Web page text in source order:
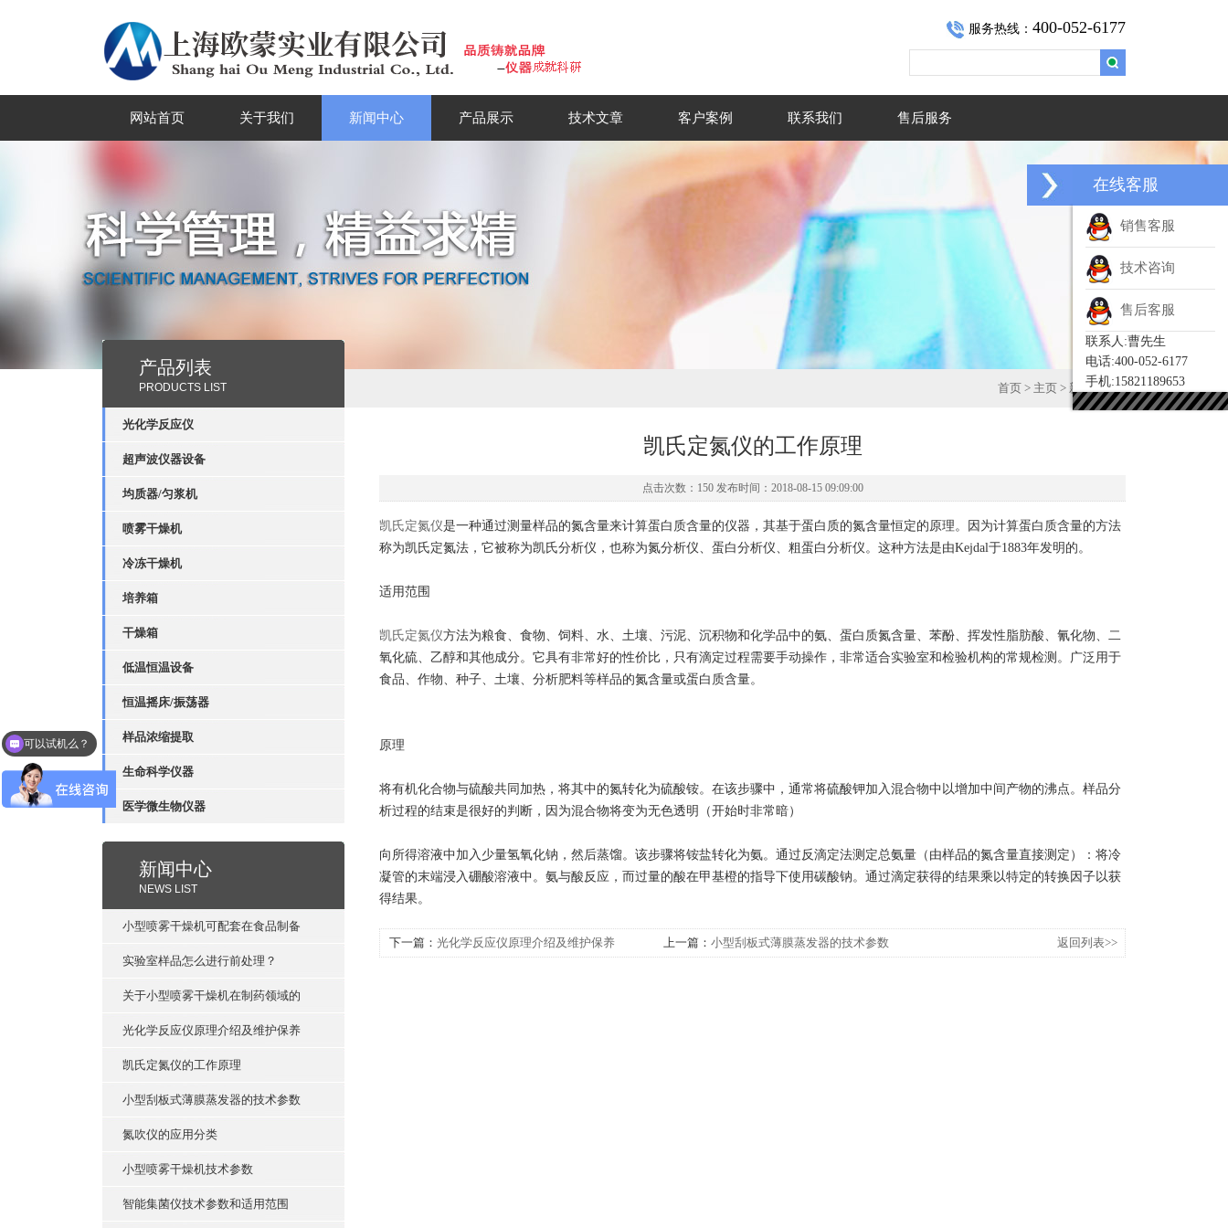
服务热线： 400-052-6177
网站首页 关于我们 新闻中心 产品展示 技术文章 客户案例 联系我们 售后服务
产品列表
PRODUCTS LIST
光化学反应仪
超声波仪器设备
均质器/匀浆机
喷雾干燥机
冷冻干燥机
培养箱
干燥箱
低温恒温设备
恒温摇床/振荡器
样品浓缩提取
生命科学仪器
医学微生物仪器
新闻中心
NEWS LIST
小型喷雾干燥机可配套在食品制备
实验室样品怎么进行前处理？
关于小型喷雾干燥机在制药领域的
光化学反应仪原理介绍及维护保养
凯氏定氮仪的工作原理
小型刮板式薄膜蒸发器的技术参数
氮吹仪的应用分类
小型喷雾干燥机技术参数
智能集菌仪技术参数和适用范围
首页 > 主页 > 新闻中心>
凯氏定氮仪的工作原理
点击次数：150 发布时间：2018-08-15 09:09:00
凯氏定氮仪是一种通过测量样品的氮含量来计算蛋白质含量的仪器，其基于蛋白质的氮含量恒定的原理。因为计算蛋白质含量的方法
称为凯氏定氮法，它被称为凯氏分析仪，也称为氮分析仪、蛋白分析仪、粗蛋白分析仪。这种方法是由Kejdal于1883年发明的。
适用范围
凯氏定氮仪方法为粮食、食物、饲料、水、土壤、污泥、沉积物和化学品中的氨、蛋白质氮含量、苯酚、挥发性脂肪酸、氰化物、二
氧化硫、乙醇和其他成分。它具有非常好的性价比，只有滴定过程需要手动操作，非常适合实验室和检验机构的常规检测。广泛用于
食品、作物、种子、土壤、分析肥料等样品的氮含量或蛋白质含量。
原理
将有机化合物与硫酸共同加热，将其中的氮转化为硫酸铵。在该步骤中，通常将硫酸钾加入混合物中以增加中间产物的沸点。样品分
析过程的结束是很好的判断，因为混合物将变为无色透明（开始时非常暗）
向所得溶液中加入少量氢氧化钠，然后蒸馏。该步骤将铵盐转化为氨。通过反滴定法测定总氨量（由样品的氮含量直接测定）：将冷
凝管的末端浸入硼酸溶液中。氨与酸反应，而过量的酸在甲基橙的指导下使用碳酸钠。通过滴定获得的结果乘以特定的转换因子以获
得结果。
下一篇： 光化学反应仪原理介绍及维护保养 上一篇： 小型刮板式薄膜蒸发器的技术参数 返回列表>>
在线客服
销售客服
技术咨询
售后客服
联系人:曹先生
电话:400-052-6177
手机:15821189653
可以试机么？
可以发一下资料报价吗